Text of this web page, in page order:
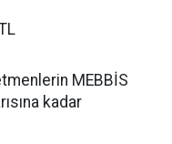
MEBBİS
kadar